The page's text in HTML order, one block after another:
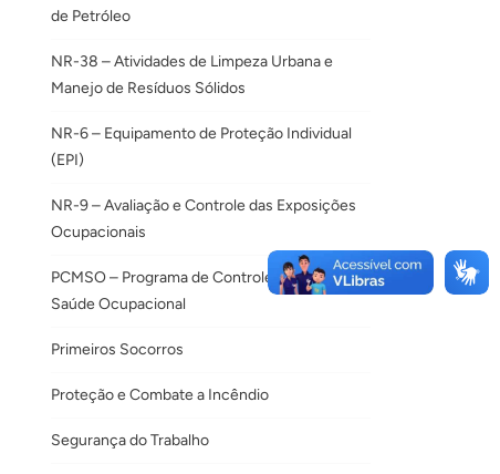
de Petróleo
NR-38 – Atividades de Limpeza Urbana e
Manejo de Resíduos Sólidos
NR-6 – Equipamento de Proteção Individual
(EPI)
NR-9 – Avaliação e Controle das Exposições
Ocupacionais
PCMSO – Programa de Controle Médico de
Saúde Ocupacional
Primeiros Socorros
Proteção e Combate a Incêndio
Segurança do Trabalho